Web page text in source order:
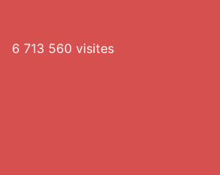
6 713 560 visites